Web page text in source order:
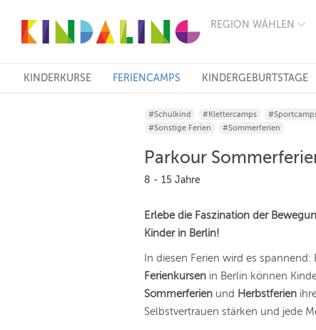
REGION WÄHLEN
FRANKFURT
KÖLN
STUTTGART
HANNOVER
LEIPZIG
ZÜRICH
KINDERKURSE FERIENCAMPS KINDERGEBURTSTAGE
#Schulkind #Klettercamps
#Sonstige Ferien
#Sommerferien
Parkour
8 - 15 Jahre
Erlebe die Faszination der
Kinder in Berlin!
In diesen Ferien wird es spannend:
Ferienkursen in Berlin können
Sommerferien und Herbstferien
Selbstvertrauen stärken und jede